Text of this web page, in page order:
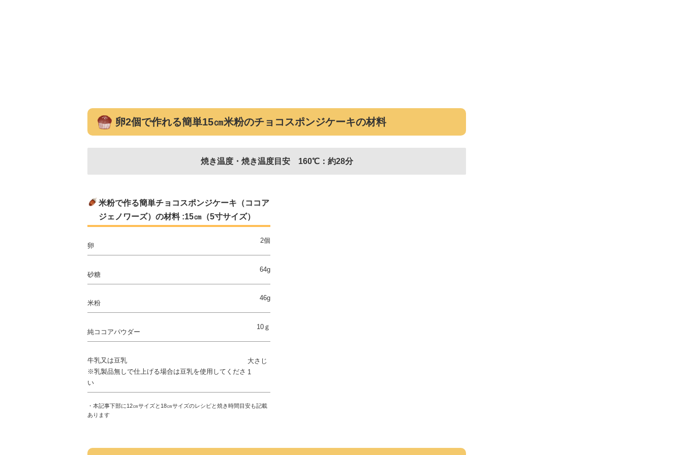
卵2個で作れる簡単15㎝米粉のチョコスポンジケーキの材料
焼き温度・焼き温度目安 160℃：約28分
米粉で作る簡単チョコスポンジケーキ（ココア
ジェノワーズ）の材料 :15㎝（5寸サイズ）
卵
2個
砂糖
64g
米粉
46g
純ココアパウダー
10ｇ
牛乳又は豆乳
※乳製品無しで仕上げる場合は豆乳を使用してくださ
い
大さじ
1
・本記事下部に12㎝サイズと18㎝サイズのレシピと焼き時間目安も記載
あります